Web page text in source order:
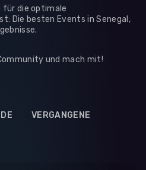
für die optimale
Die besten Events in Senegal,
und mach mit!
VERGANGENE